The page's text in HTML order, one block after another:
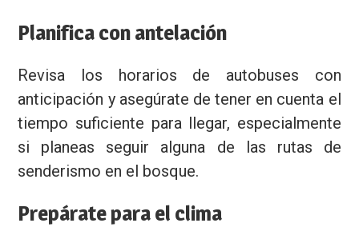
Planifica con antelación
Revisa los horarios de autobuses con
anticipación y asegúrate de tener en cuenta el
tiempo suficiente para llegar, especialmente
si planeas seguir alguna de las rutas de
senderismo en el bosque.
Prepárate para el clima